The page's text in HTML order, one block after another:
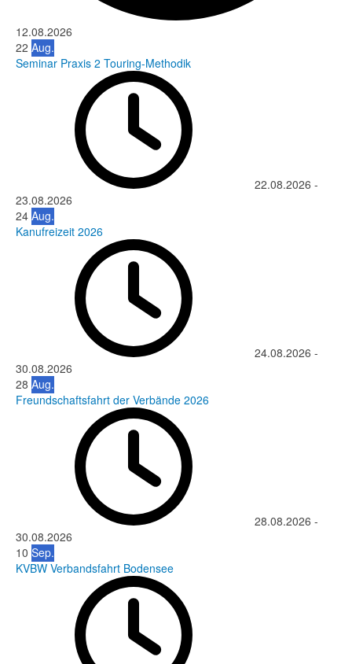
12.08.2026
22 Aug.
Seminar Praxis 2 Touring-Methodik
22.08.2026 -
23.08.2026
24 Aug.
Kanufreizeit 2026
24.08.2026 -
30.08.2026
28 Aug.
Freundschaftsfahrt der Verbände 2026
28.08.2026 -
30.08.2026
10 Sep.
KVBW Verbandsfahrt Bodensee